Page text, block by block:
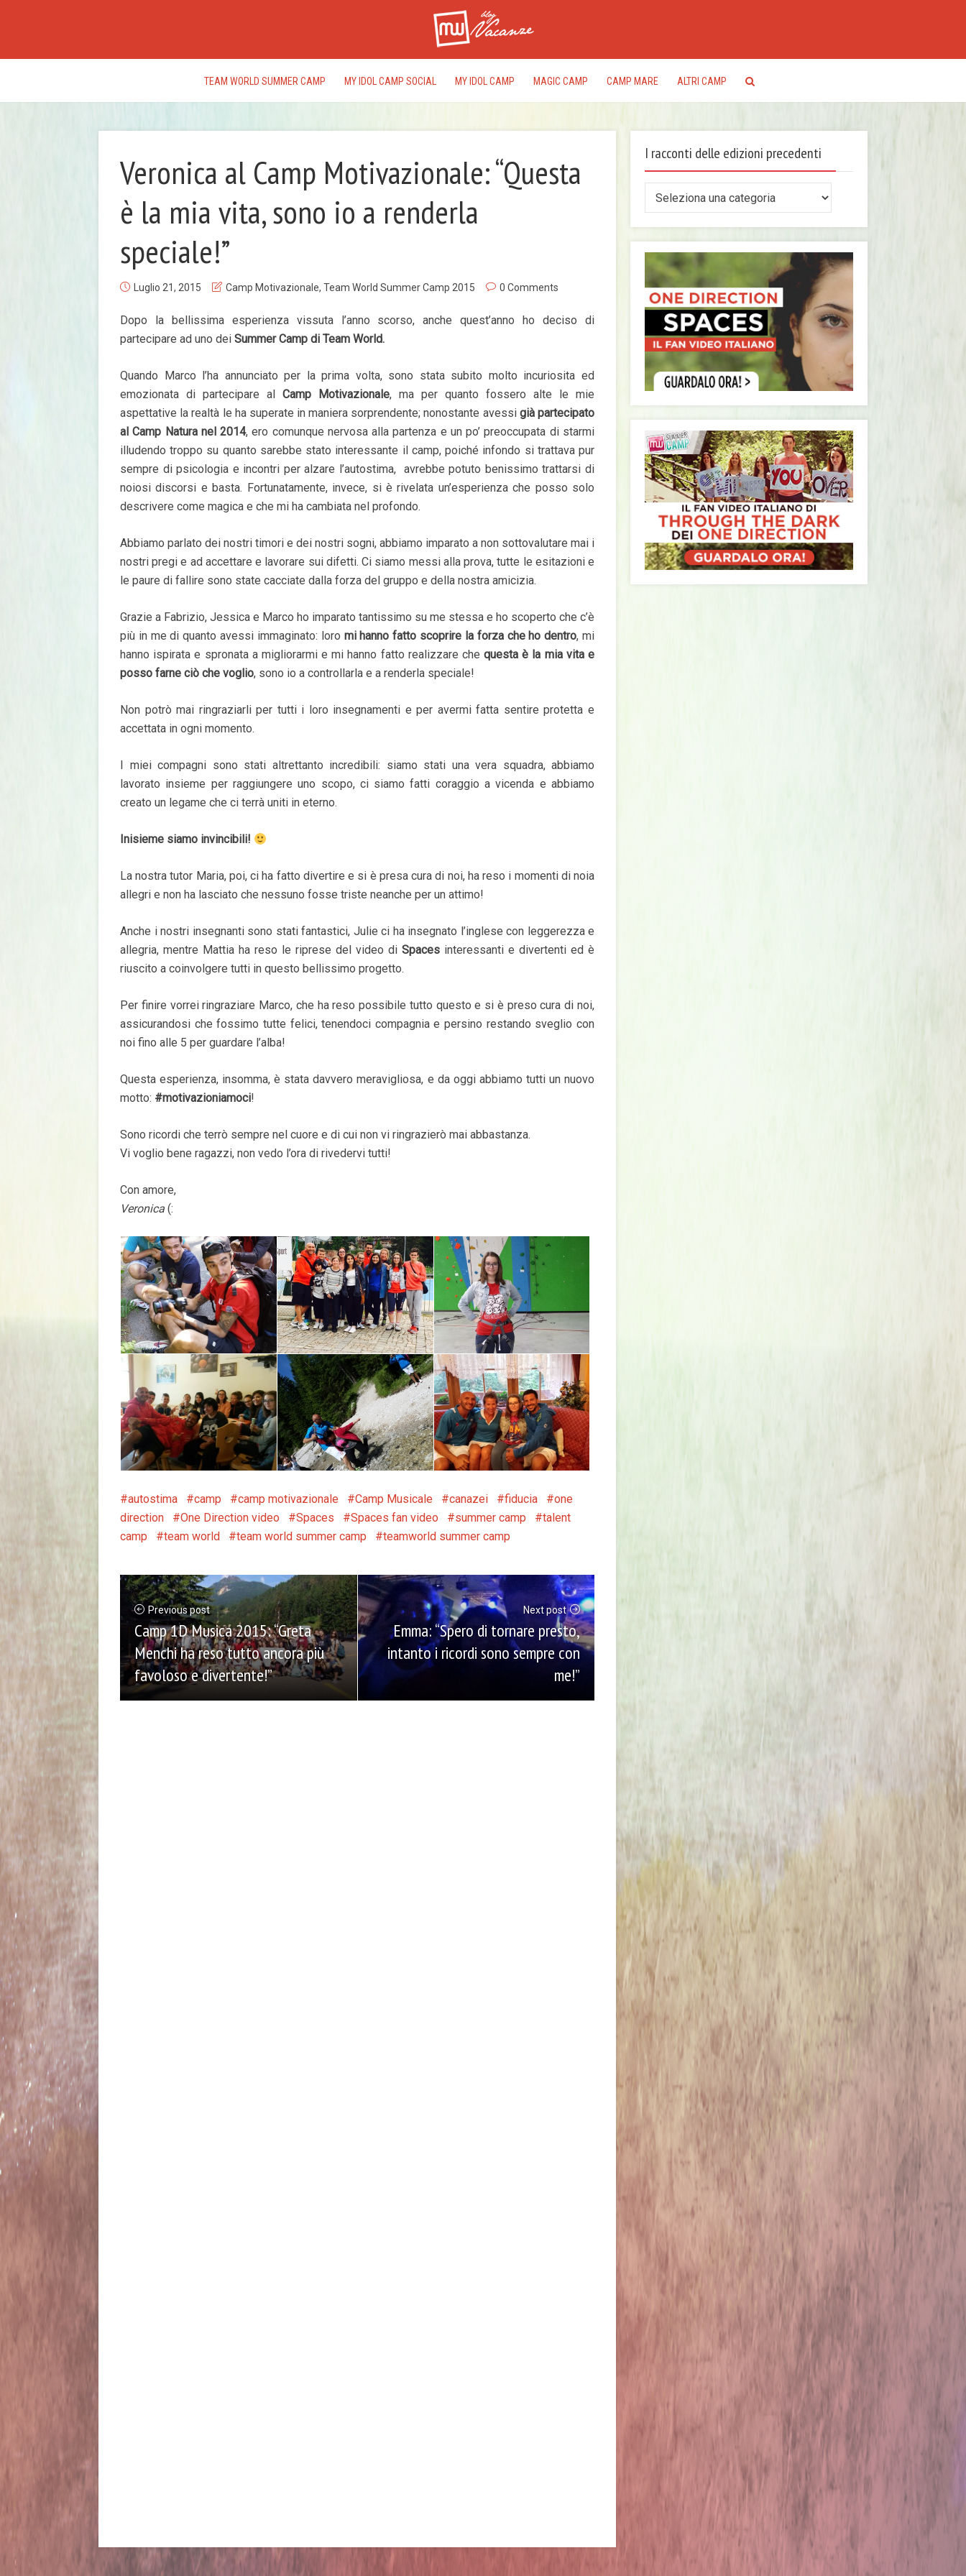
TEAM WORLD SUMMER CAMP MY IDOL CAMP SOCIAL MY IDOL CAMP MAGIC CAMP CAMP MARE ALTRI CAMP
Veronica al Camp Motivazionale: “Questa
è la mia vita, sono io a renderla
speciale!”
Luglio 21, 2015 Camp Motivazionale, Team World Summer Camp 2015 0 Comments
Dopo la bellissima esperienza vissuta l’anno scorso, anche quest’anno ho deciso di
partecipare ad uno dei Summer Camp di Team World.
Quando Marco l’ha annunciato per la prima volta, sono stata subito molto incuriosita ed
emozionata di partecipare al Camp Motivazionale, ma per quanto fossero alte le mie
aspettative la realtà le ha superate in maniera sorprendente; nonostante avessi già partecipato
al Camp Natura nel 2014, ero comunque nervosa alla partenza e un po’ preoccupata di starmi
illudendo troppo su quanto sarebbe stato interessante il camp, poiché infondo si trattava pur
sempre di psicologia e incontri per alzare l’autostima, avrebbe potuto benissimo trattarsi di
noiosi discorsi e basta. Fortunatamente, invece, si è rivelata un’esperienza che posso solo
descrivere come magica e che mi ha cambiata nel profondo.
Abbiamo parlato dei nostri timori e dei nostri sogni, abbiamo imparato a non sottovalutare mai i
nostri pregi e ad accettare e lavorare sui difetti. Ci siamo messi alla prova, tutte le esitazioni e
le paure di fallire sono state cacciate dalla forza del gruppo e della nostra amicizia.
Grazie a Fabrizio, Jessica e Marco ho imparato tantissimo su me stessa e ho scoperto che c’è
più in me di quanto avessi immaginato: loro mi hanno fatto scoprire la forza che ho dentro, mi
hanno ispirata e spronata a migliorarmi e mi hanno fatto realizzare chequesta è la mia vita e
posso farne ciò che voglio, sono io a controllarla e a renderla speciale!
Non potrò mai ringraziarli per tutti i loro insegnamenti e per avermi fatta sentire protetta e
accettata in ogni momento.
I miei compagni sono stati altrettanto incredibili: siamo stati una vera squadra, abbiamo
lavorato insieme per raggiungere uno scopo, ci siamo fatti coraggio a vicenda e abbiamo
creato un legame che ci terrà uniti in eterno.
Inisieme siamo invincibili!
La nostra tutor Maria, poi, ci ha fatto divertire e si è presa cura di noi, ha reso i momenti di noia
allegri e non ha lasciato che nessuno fosse triste neanche per un attimo!
Anche i nostri insegnanti sono stati fantastici, Julie ci ha insegnato l’inglese con leggerezza e
allegria, mentre Mattia ha reso le riprese del video di Spaces interessanti e divertenti ed è
riuscito a coinvolgere tutti in questo bellissimo progetto.
Per finire vorrei ringraziare Marco, che ha reso possibile tutto questo e si è preso cura di noi,
assicurandosi che fossimo tutte felici, tenendoci compagnia e persino restando sveglio con
noi fino alle 5 per guardare l’alba!
Questa esperienza, insomma, è stata davvero meravigliosa, e da oggi abbiamo tutti un nuovo
motto: #motivazioniamoci!
Sono ricordi che terrò sempre nel cuore e di cui non vi ringrazierò mai abbastanza.
Vi voglio bene ragazzi, non vedo l’ora di rivedervi tutti!
Con amore,
Veronica (:
autostima camp camp motivazionale Camp Musicale canazei fiducia
one
direction
One Direction video Spaces Spaces fan video summer camp
talent
camp
team world team world summer camp teamworld summer camp
Previous post
Camp 1D Musica 2015: “Greta
Menchi ha reso tutto ancora più
favoloso e divertente!”
Next post
Emma: “Spero di tornare presto,
intanto i ricordi sono sempre con
me!”
I racconti delle edizioni precedenti
delle
edizioni
precedenti